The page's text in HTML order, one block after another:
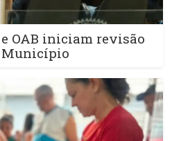
OAB iniciam revisão
Município